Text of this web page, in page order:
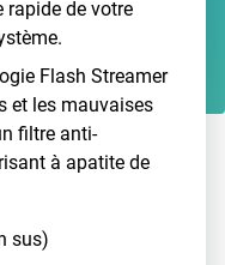
rapide de votre
Flash Streamer
et les mauvaises
filtre anti-
à apatite de
sus)